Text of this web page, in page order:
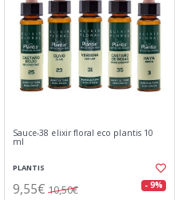
Sauce-38 elixir floral eco plantis 10
ml
PLANTIS
9,55€ 10,50€ - 9%